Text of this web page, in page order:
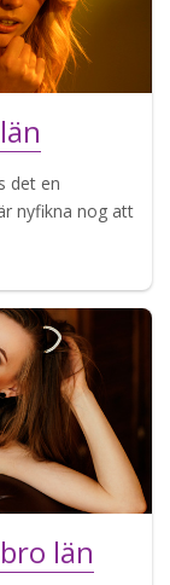
det en
nyfikna nog att
län